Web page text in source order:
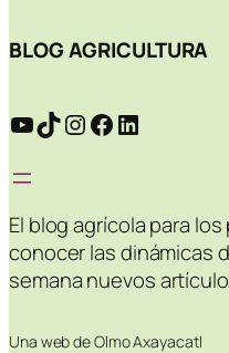
BLOG AGRICULTURA
YouTube
TikTok
Instagram
Facebook
LinkedIn
El blog agrícola para
conocer las dinámicas
semana nuevos
Una web de Olmo Axayacatl